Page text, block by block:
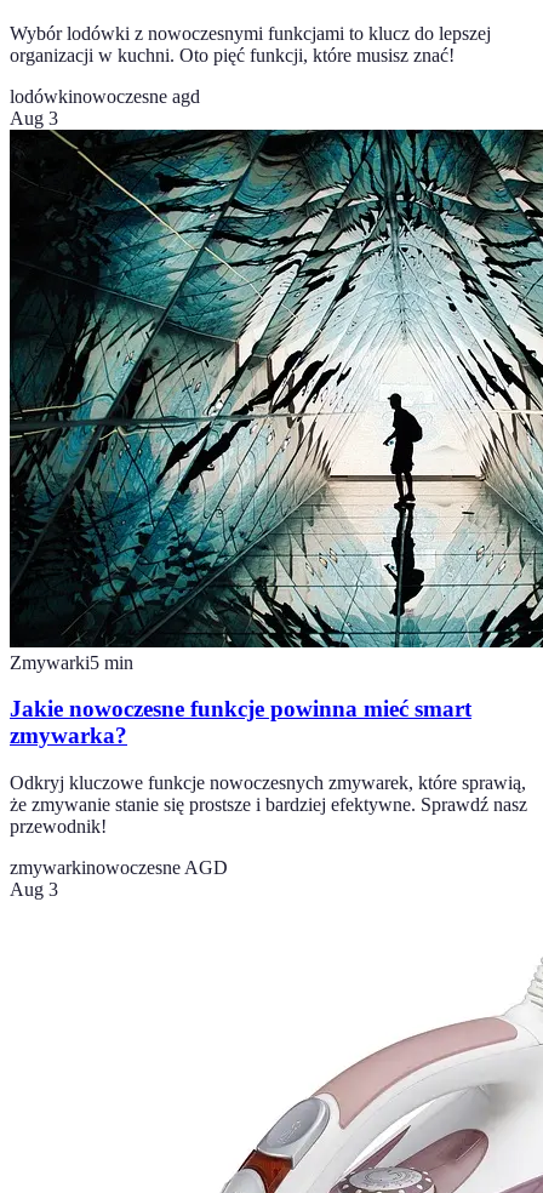
Wybór lodówki z nowoczesnymi funkcjami to klucz do lepszej
organizacji w kuchni. Oto pięć funkcji, które musisz znać!
lodówkinowoczesne agd
Aug 3
Zmywarki5 min
Jakie nowoczesne funkcje powinna mieć smart
zmywarka?
Odkryj kluczowe funkcje nowoczesnych zmywarek, które sprawią,
że zmywanie stanie się prostsze i bardziej efektywne. Sprawdź nasz
przewodnik!
zmywarkinowoczesne AGD
Aug 3